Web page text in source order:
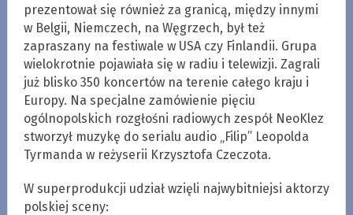
prezentował się również za granicą, między innymi
w Belgii, Niemczech, na Węgrzech, był też
zapraszany na festiwale w USA czy Finlandii. Grupa
wielokrotnie pojawiała się w radiu i telewizji. Zagrali
już blisko 350 koncertów na terenie całego kraju i
Europy. Na specjalne zamówienie pięciu
ogólnopolskich rozgłośni radiowych zespół NeoKlez
stworzył muzykę do serialu audio „Filip” Leopolda
Tyrmanda w reżyserii Krzysztofa Czeczota.
W superprodukcji udział wzięli najwybitniejsi aktorzy
polskiej sceny: